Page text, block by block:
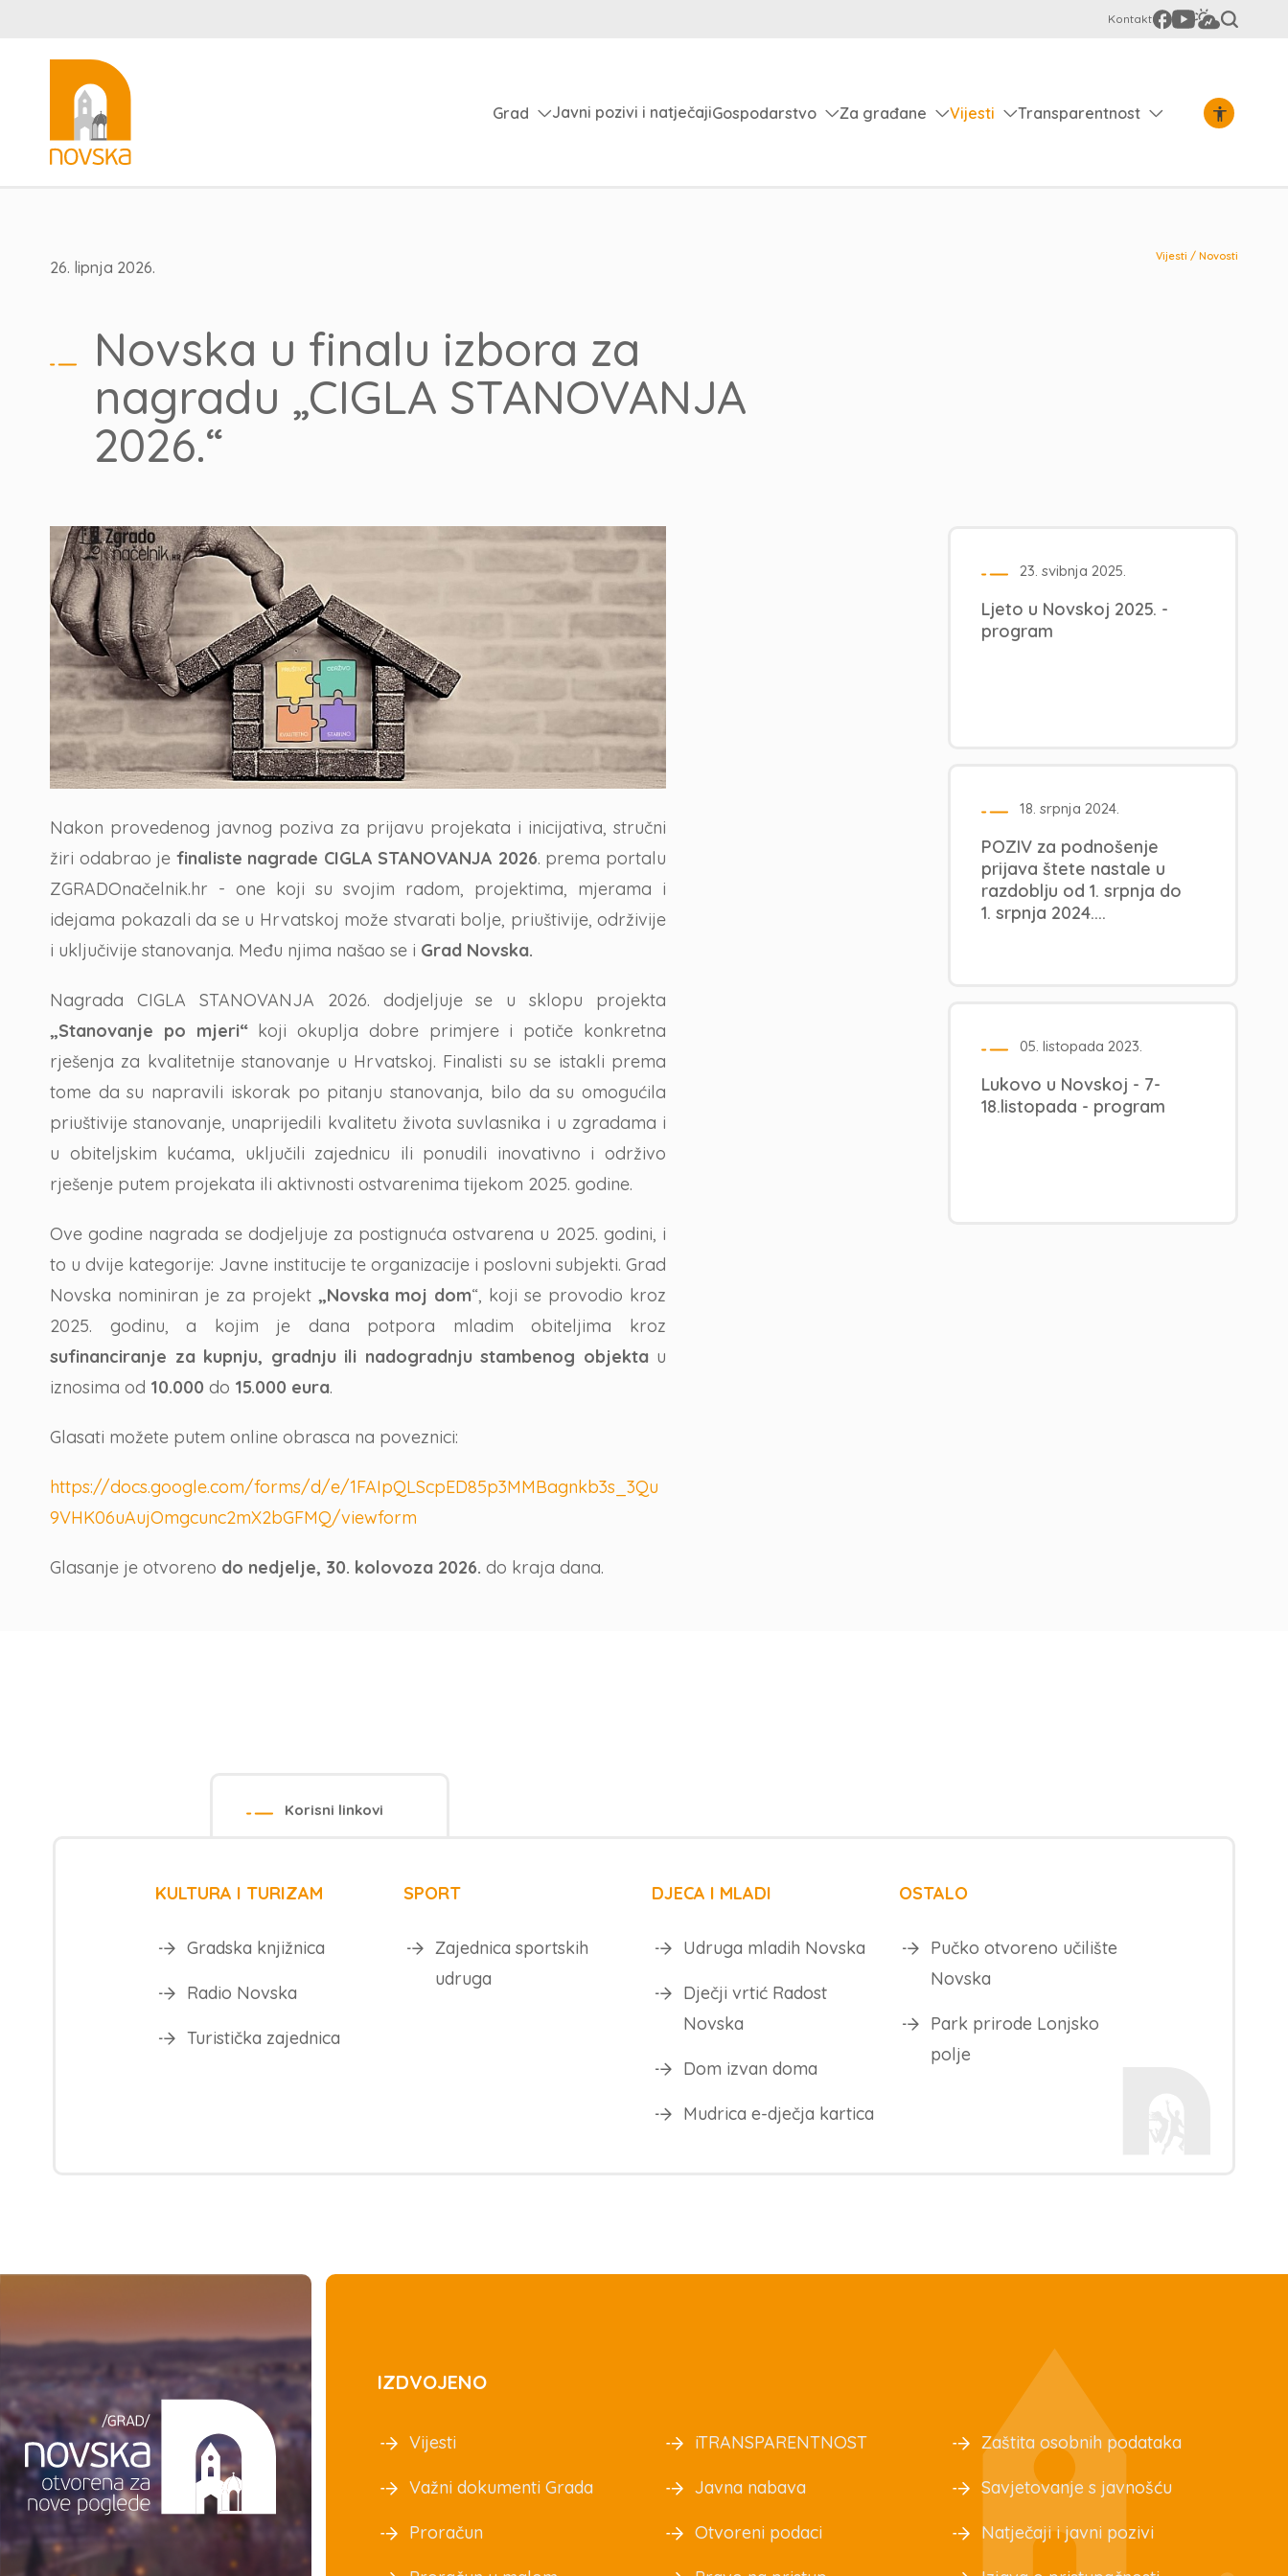
Kontakt
Grad Javni pozivi i natječajiGospodarstvo Za građane Vijesti Transparentnost
Vijesti / Novosti
26. lipnja 2026.
Novska u finalu izbora za
nagradu „CIGLA STANOVANJA
2026.“
Nakon provedenog javnog poziva za prijavu projekata i inicijativa, stručni
žiri odabrao je finaliste nagrade CIGLA STANOVANJA 2026. prema portalu
ZGRADOnačelnik.hr - one koji su svojim radom, projektima, mjerama i
idejama pokazali da se u Hrvatskoj može stvarati bolje, priuštivije, održivije
i uključivije stanovanja. Među njima našao se i Grad Novska.
Nagrada CIGLA STANOVANJA 2026. dodjeljuje se u sklopu projekta
„Stanovanje po mjeri“koji okuplja dobre primjere i potiče konkretna
rješenja za kvalitetnije stanovanje u Hrvatskoj. Finalisti su se istakli prema
tome da su napravili iskorak po pitanju stanovanja, bilo da su omogućila
priuštivije stanovanje, unaprijedili kvalitetu života suvlasnika i u zgradama i
u obiteljskim kućama, uključili zajednicu ili ponudili inovativno i održivo
rješenje putem projekata ili aktivnosti ostvarenima tijekom 2025. godine.
Ove godine nagrada se dodjeljuje za postignuća ostvarena u 2025. godini, i
to u dvije kategorije: Javne institucije te organizacije i poslovni subjekti. Grad
Novska nominiran je za projekt „Novska moj dom“, koji se provodio kroz
2025. godinu, a kojim je dana potpora mladim obiteljima kroz
sufinanciranje za kupnju, gradnju ili nadogradnju stambenog objektau
iznosima od 10.000 do 15.000 eura.
Glasati možete putem online obrasca na poveznici:
https://docs.google.com/forms/d/e/1FAIpQLScpED85p3MMBagnkb3s_3Qu
9VHK06uAujOmgcunc2mX2bGFMQ/viewform
Glasanje je otvoreno do nedjelje, 30. kolovoza 2026. do kraja dana.
23. svibnja 2025.
Ljeto u Novskoj 2025. -
program
18. srpnja 2024.
POZIV za podnošenje
prijava štete nastale u
razdoblju od 1. srpnja do
1. srpnja 2024....
05. listopada 2023.
Lukovo u Novskoj - 7-
18.listopada - program
Korisni linkovi
KULTURA I TURIZAM
Gradska knjižnica
Radio Novska
Turistička zajednica
SPORT
Zajednica sportskih
udruga
DJECA I MLADI
Udruga mladih Novska
Dječji vrtić Radost
Novska
Dom izvan doma
Mudrica e-dječja kartica
OSTALO
Pučko otvoreno učilište
Novska
Park prirode Lonjsko
polje
IZDVOJENO
Vijesti
Važni dokumenti Grada
Proračun
iTRANSPARENTNOST
Javna nabava
Otvoreni podaci
Zaštita osobnih podataka
Savjetovanje s javnošću
Natječaji i javni pozivi